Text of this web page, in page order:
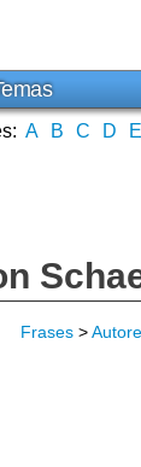
A B C D E
Frases >